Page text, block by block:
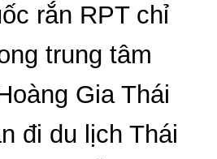
rắn RPT chỉ
trung tâm
Gia Thái
đi du lịch Thái